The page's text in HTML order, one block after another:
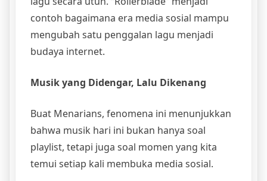
contoh bagaimana era media sosial mampu
mengubah satu penggalan lagu menjadi
budaya internet.
Musik yang Didengar, Lalu Dikenang
Buat Menarians, fenomena ini menunjukkan
bahwa musik hari ini bukan hanya soal
playlist, tetapi juga soal momen yang kita
temui setiap kali membuka media sosial.